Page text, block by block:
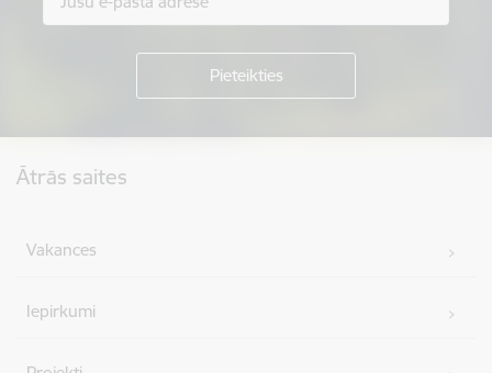
Ātrās saites
Vakances
Iepirkumi